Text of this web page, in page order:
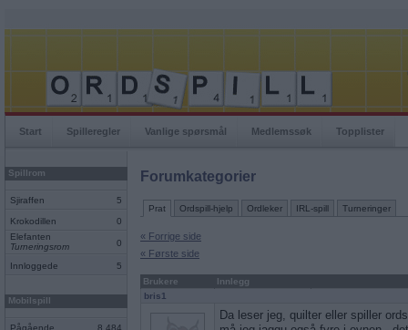
Start Spilleregler Vanlige spørsmål Medlemssøk Topplister
Spillrom
Sjiraffen 5
Krokodillen
0
Elefanten
Turneringsrom
0
Innloggede 5
Mobilspill
Pågående 8 484
Forumkategorier
Prat Ordspill-hjelp Ordleker IRL-spill Turneringer
« Forrige side
« Første side
Brukere
Innlegg
bris1
Da leser jeg, quilter eller spiller